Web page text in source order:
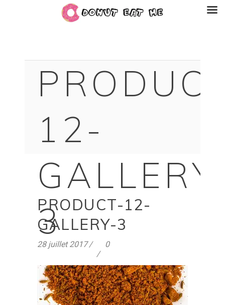
12-
3
PRODUCT-12-
GALLERY-3
28 juillet 2017 0